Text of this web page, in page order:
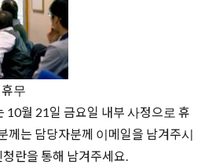
무
10월 21일 금요일 내부 사정으로 휴
께는 담당자분께 이메일을 남겨주시
란을 통해 남겨주세요.